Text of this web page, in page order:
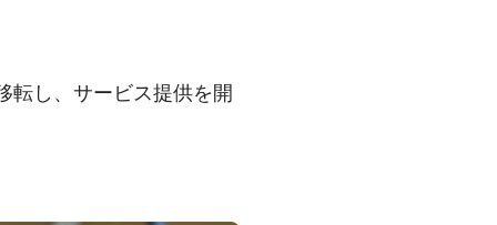
転し、サービス提供を開